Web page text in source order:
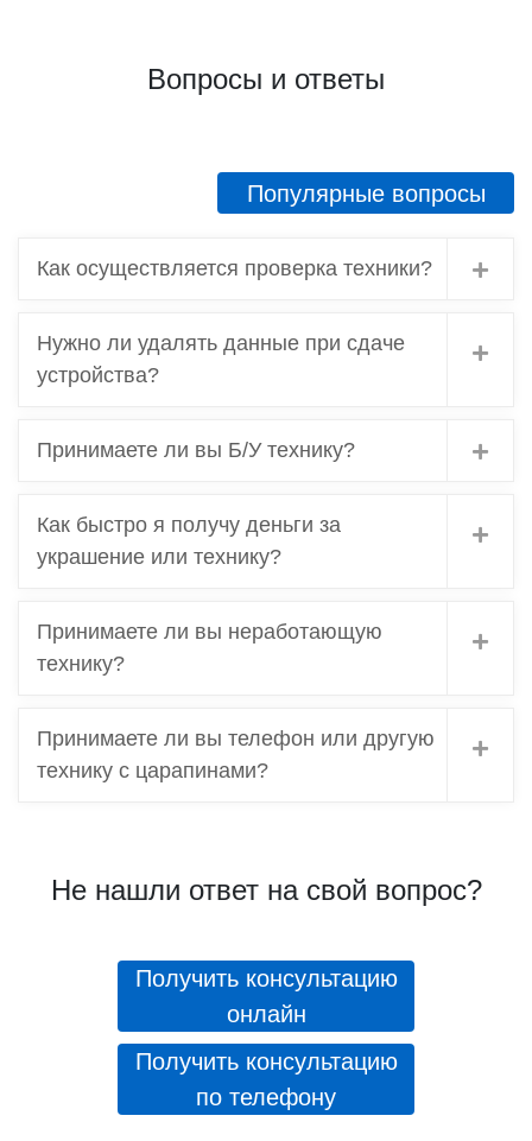
Вопросы и ответы
Популярные вопросы
Как осуществляется проверка техники?
Нужно ли удалять данные при сдаче
устройства?
Принимаете ли вы Б/У технику?
Как быстро я получу деньги за
украшение или технику?
Принимаете ли вы неработающую
технику?
Принимаете ли вы телефон или другую
технику с царапинами?
Не нашли ответ на свой вопрос?
Получить консультацию
онлайн
Получить консультацию
по телефону